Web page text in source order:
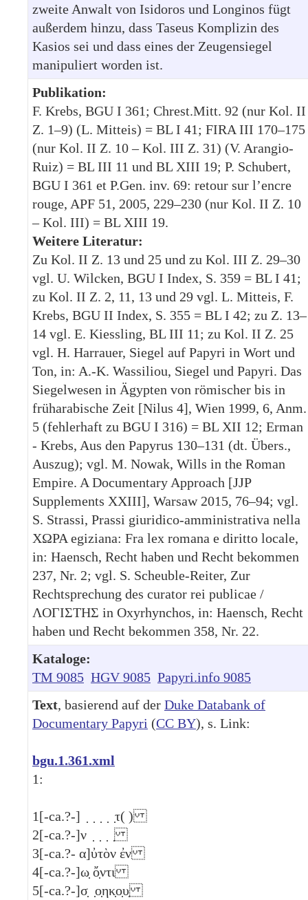
zweite Anwalt von Isidoros und Longinos fügt
außerdem hinzu, dass Taseus Komplizin des
Kasios sei und dass eines der Zeugensiegel
manipuliert worden ist.
Publikation:
F. Krebs, BGU I 361; Chrest.Mitt. 92 (nur Kol. II
Z. 1–9) (L. Mitteis) = BL I 41; FIRA III 170–175
(nur Kol. II Z. 10 – Kol. III Z. 31) (V. Arangio-
Ruiz) = BL III 11 und BL XIII 19; P. Schubert,
BGU I 361 et P.Gen. inv. 69: retour sur l’encre
rouge, APF 51, 2005, 229–230 (nur Kol. II Z. 10
– Kol. III) = BL XIII 19.
Weitere Literatur:
Zu Kol. II Z. 13 und 25 und zu Kol. III Z. 29–30
vgl. U. Wilcken, BGU I Index, S. 359 = BL I 41;
zu Kol. II Z. 2, 11, 13 und 29 vgl. L. Mitteis, F.
Krebs, BGU II Index, S. 355 = BL I 42; zu Z. 13–
14 vgl. E. Kiessling, BL III 11; zu Kol. II Z. 25
vgl. H. Harrauer, Siegel auf Papyri in Wort und
Ton, in: A.-K. Wassiliou, Siegel und Papyri. Das
Siegelwesen in Ägypten von römischer bis in
früharabische Zeit [Nilus 4], Wien 1999, 6, Anm.
5 (fehlerhaft zu BGU I 316) = BL XII 12; Erman
- Krebs, Aus den Papyrus 130–131 (dt. Übers.,
Auszug); vgl. M. Nowak, Wills in the Roman
Empire. A Documentary Approach [JJP
Supplements XXIII], Warsaw 2015, 76–94; vgl.
S. Strassi, Prassi giuridico-amministrativa nella
ΧΩΡΑ egiziana: Fra lex romana e diritto locale,
in: Haensch, Recht haben und Recht bekommen
237, Nr. 2; vgl. S. Scheuble-Reiter, Zur
Rechtsprechung des curator rei publicae /
ΛΟΓΙΣΤΗΣ in Oxyrhynchos, in: Haensch, Recht
haben und Recht bekommen 358, Nr. 22.
Kataloge:
TM 9085 HGV 9085 Papyri.info 9085
Text, basierend auf der Duke Databank of
Documentary Papyri (CC BY), s. Link:
bgu.1.361.xml
1:
1[-ca.?-] ̣ ̣ ̣ ̣ ̣τ( )
2[-ca.?-]ν ̣ ̣ ̣ ̣
3[-ca.?- α]ὐτὸν ἐν
4[-ca.?-]ω̣ ὄ̣ντι
5[-ca.?-]σ̣ ̣ο̣ηκ̣ο̣υ̣